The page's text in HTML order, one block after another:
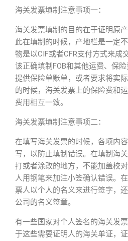
海关发票填制注意事项一：
海关发票填制的目的在于证明原
此在填制的时候，产地栏是一定
物是以CIF或者CFR支付方式来成
该正确填制FOB和其他运费、保
提供保险单账单，或者要求将实
的时候，海关发票上的保险费和
费用相互一致。
海关发票填制注意事项二：
在填写海关发票的时候，各项内
写，以防止填制错误。在填制海
打或者涂改的地方，不能加盖校
人用钢笔来加注小签确认错误。
票人以个人的名义来进行签字，
公司的名义签章。
有一些国家对个人签名的海关发
于这些需要证明人的海关单证，